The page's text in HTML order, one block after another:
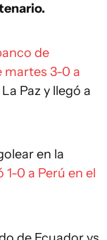
de
martes 3-0 a
Paz y llegó a
en la
1-0 a Perú en el